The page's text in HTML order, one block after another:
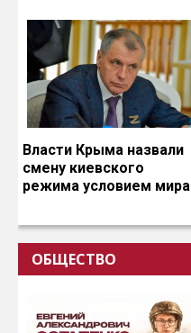
Власти Крыма назвали
смену киевского
режима условием мира
ОБЩЕСТВО